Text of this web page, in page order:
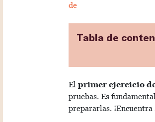
de
Tabla de
El primer ejercicio
pruebas. Es
prepararlas.